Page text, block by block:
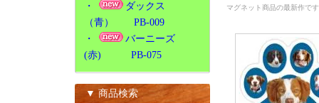
・
ダックス
（青） PB-009
・
バーニーズ
(赤) PB-075
▼ 商品検索
マグネット商品の最新作です